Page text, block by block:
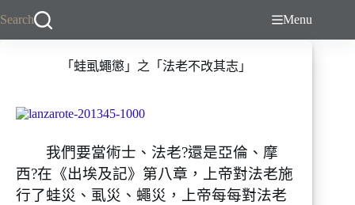
Search Menu
「蛙虱蠅懲」之「法老不改其志」
我們要當術士、法老?還是亞倫、摩
西?在《出埃及記》第八章，上帝對法老施
行了蛙災、虱災、蠅災，上帝每每對法老